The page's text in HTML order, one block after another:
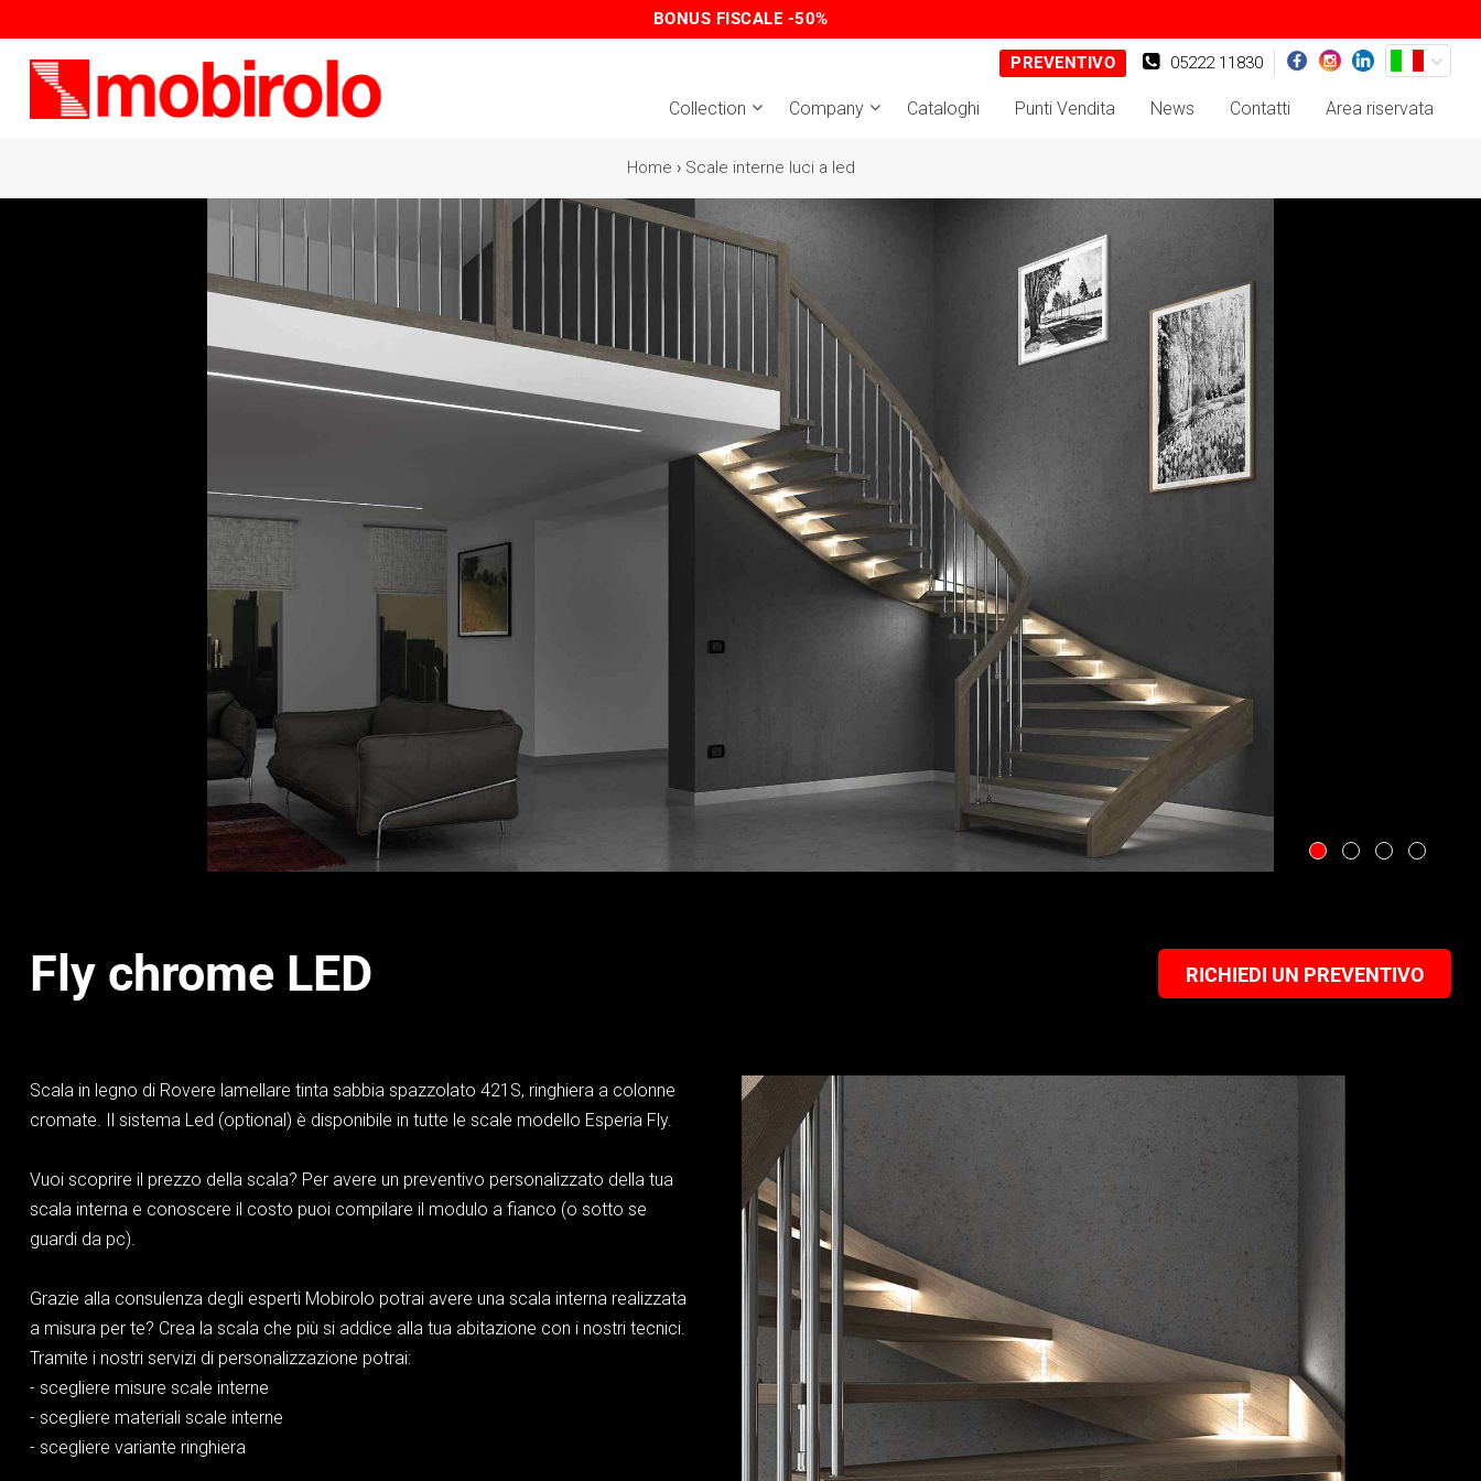
BONUS FISCALE -50%
Collection Company Cataloghi Punti Vendita News Contatti Area riservata
05222 11830
PREVENTIVO
Home › Scale interne luci a led
Fly chrome LED RICHIEDI UN PREVENTIVO
Scala in legno di Rovere lamellare tinta sabbia spazzolato 421S, ringhiera a colonne
cromate. Il sistema Led (optional) è disponibile in tutte le scale modello Esperia Fly.
Vuoi scoprire il prezzo della scala? Per avere un preventivo personalizzato della tua
scala interna e conoscere il costo puoi compilare il modulo a fianco (o sotto se
guardi da pc).
Grazie alla consulenza degli esperti Mobirolo potrai avere una scala interna realizzata
a misura per te? Crea la scala che più si addice alla tua abitazione con i nostri tecnici.
Tramite i nostri servizi di personalizzazione potrai:
- scegliere misure scale interne
- scegliere materiali scale interne
- scegliere variante ringhiera